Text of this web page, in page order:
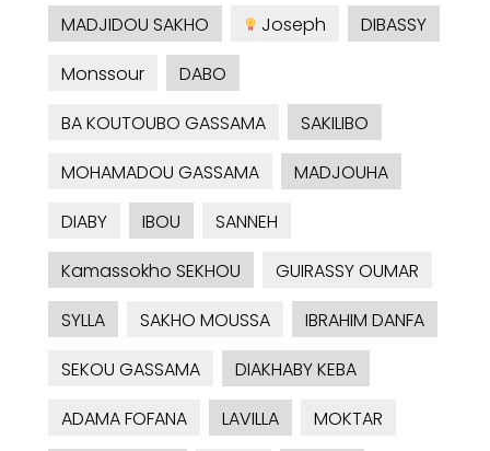
MADJIDOU SAKHO
Joseph
DIBASSY
Monssour
DABO
BA KOUTOUBO GASSAMA
SAKILIBO
MOHAMADOU GASSAMA
MADJOUHA
DIABY
IBOU
SANNEH
Kamassokho SEKHOU
GUIRASSY OUMAR
SYLLA
SAKHO MOUSSA
IBRAHIM DANFA
SEKOU GASSAMA
DIAKHABY KEBA
ADAMA FOFANA
LAVILLA
MOKTAR